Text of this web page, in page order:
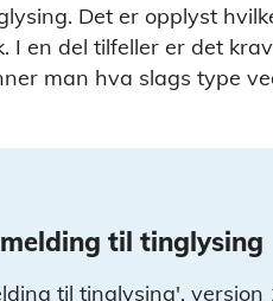
Det er opplyst
I en del tilfeller er det
man hva slags type
til tinglysing
til tinglysing', versjon